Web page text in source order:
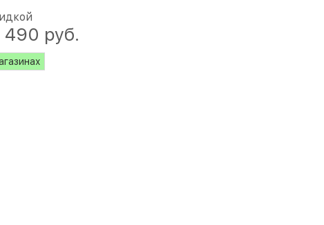
490 руб.